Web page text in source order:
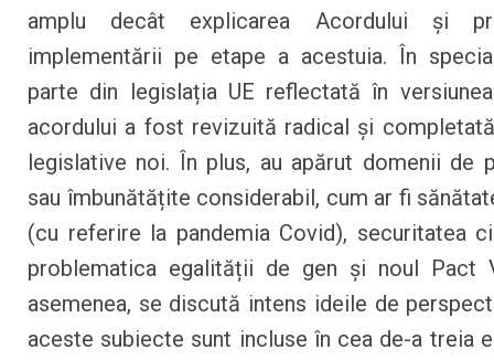
amplu decât explicarea Acordului și
implementării pe etape a acestuia. În
parte din legislația UE reflectată în
acordului a fost revizuită radical și
legislative noi. În plus, au apărut domenii de
sau îmbunătățite considerabil, cum ar fi
(cu referire la pandemia Covid), securitatea
problematica egalității de gen și noul Pact
asemenea, se discută intens ideile de
aceste subiecte sunt incluse în cea de-a treia